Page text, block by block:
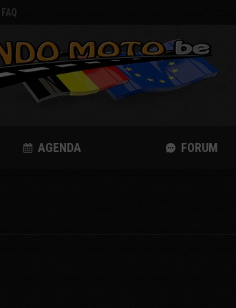
FAQ
AGENDA FORUM